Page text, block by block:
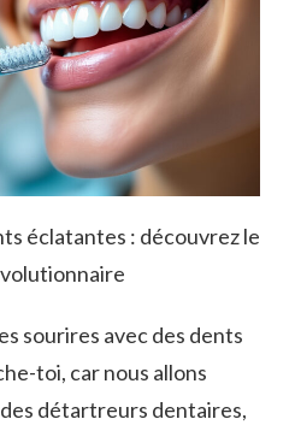
éclatantes : découvrez le
sourires avec des dents
toi, car nous allons
détartreurs dentaires,